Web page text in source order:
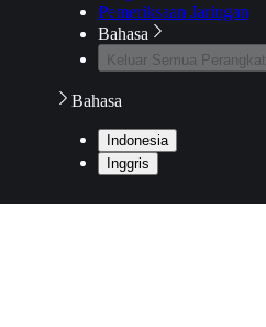
Pemeriksaan Jaringan
Bahasa
Keluar Semua Perangkat
Bahasa
Indonesia
Inggris